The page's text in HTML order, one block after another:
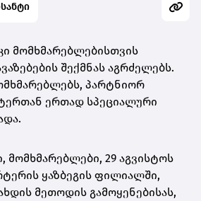
მომხმარებლებისთვის
შექმნას აგრძელებს.
პარტნიორ
ერთად სპეციალური
მომხმარებლები, 29 აგვისტოს
ყაზბეგის ფილიალში,
მეთოდის გამოყენებისას,